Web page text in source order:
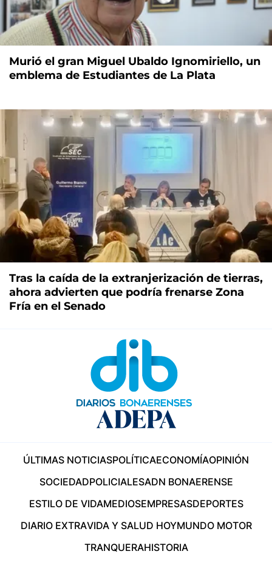
Murió el gran Miguel Ubaldo Ignomiriello, un
emblema de Estudiantes de La Plata
Tras la caída de la extranjerización de tierras,
ahora advierten que podría frenarse Zona
Fría en el Senado
ÚLTIMAS NOTICIASPOLÍTICAECONOMÍAOPINIÓN
SOCIEDADPOLICIALESADN BONAERENSE
ESTILO DE VIDAMEDIOSEMPRESASDEPORTES
DIARIO EXTRAVIDA Y SALUD HOYMUNDO MOTOR
TRANQUERAHISTORIA